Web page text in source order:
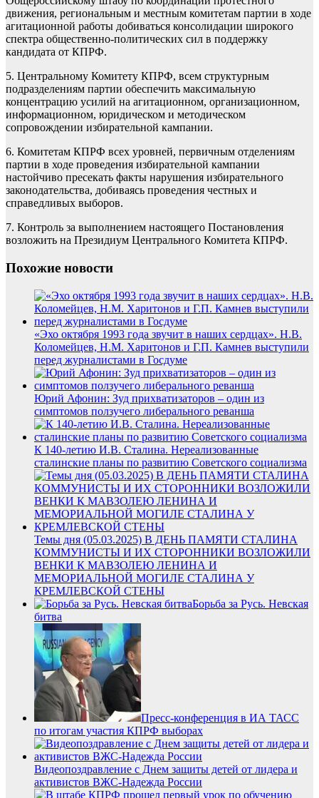
движения, региональным и местным комитетам партии в ходе
агитационной работы добиваться консолидации широкого
спектра общественно-политических сил в поддержку
кандидата от КПРФ.
5. Центральному Комитету КПРФ, всем структурным
подразделениям партии обеспечить максимальную
концентрацию усилий на агитационном, организационном,
информационном, юридическом и методическом
сопровождении избирательной кампании.
6. Комитетам КПРФ всех уровней, первичным отделениям
партии в ходе проведения избирательной кампании
настойчиво пресекать факты нарушения избирательного
законодательства, добиваясь проведения честных и
справедливых выборов.
7. Контроль за выполнением настоящего Постановления
возложить на Президиум Центрального Комитета КПРФ.
Похожие новости
«Эхо октября 1993 года звучит в наших сердцах». Н.В.
Коломейцев, Н.М. Харитонов и Г.П. Камнев выступили
перед журналистами в Госдуме
Юрий Афонин: Зуд прихватизаторов – один из
симптомов ползучего либерального реванша
К 140-летию И.В. Сталина. Нереализованные
сталинские планы по развитию Советского социализма
Темы дня (05.03.2025) В ДЕНЬ ПАМЯТИ СТАЛИНА
КОММУНИСТЫ И ИХ СТОРОННИКИ ВОЗЛОЖИЛИ
ВЕНКИ К МАВЗОЛЕЮ ЛЕНИНА И
МЕМОРИАЛЬНОЙ МОГИЛЕ СТАЛИНА У
КРЕМЛЕВСКОЙ СТЕНЫ
Борьба за Русь. Невская
битва
Пресс-конференция в ИА ТАСС
по итогам участия КПРФ выборах
Видеопоздравление с Днем защиты детей от лидера и
активистов ВЖС-Надежда России